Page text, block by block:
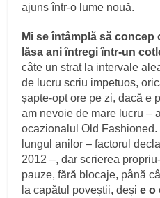
ajuns într-o lume nouă.
Mi se întâmplă să
lăsa ani întregi într-un
câte un strat la intervale
de lucru scriu impetuos,
șapte-opt ore pe zi, dacă e
am nevoie de mare lucru –
ocazionalul Old Fashioned.
lungul anilor – factorul
2012 –, dar scrierea
pauze, fără blocaje, până
la capătul poveștii, deșie o